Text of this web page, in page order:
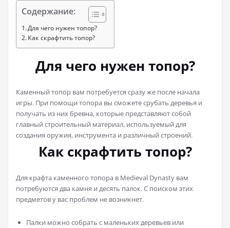
Содержание:
Для чего нужен топор?
Как скрафтить топор?
Для чего нужен топор?
Каменный топор вам потребуется сразу же после начала
игры. При помощи топора вы сможете срубать деревья и
получать из них бревна, которые представляют собой
главный строительный материал, используемый для
создания оружия, инструмента и различный строений.
Как скрафтить топор?
Для крафта каменного топора в Medieval Dynasty вам
потребуются два камня и десять палок. С поиском этих
предметов у вас проблем не возникнет.
Палки можно собрать с маленьких деревьев или